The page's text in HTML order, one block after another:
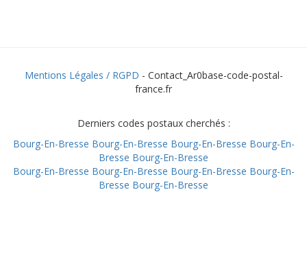
Mentions Légales / RGPD - Contact_Ar0base-code-postal-
france.fr
Derniers codes postaux cherchés :
Bourg-En-Bresse Bourg-En-Bresse Bourg-En-Bresse Bourg-En-
Bresse Bourg-En-Bresse
Bourg-En-Bresse Bourg-En-Bresse Bourg-En-Bresse Bourg-En-
Bresse Bourg-En-Bresse